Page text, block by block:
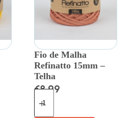
Fio de Malha
Refinatto 15mm –
Telha
€8.99